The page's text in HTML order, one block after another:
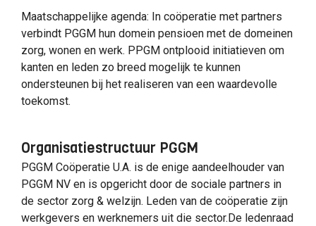
Maatschappelijke agenda: In coöperatie met partners
verbindt PGGM hun domein pensioen met de domeinen
zorg, wonen en werk. PPGM ontplooid initiatieven om
kanten en leden zo breed mogelijk te kunnen
ondersteunen bij het realiseren van een waardevolle
toekomst.
Organisatiestructuur PGGM
PGGM Coöperatie U.A. is de enige aandeelhouder van
PGGM NV en is opgericht door de sociale partners in
de sector zorg & welzijn. Leden van de coöperatie zijn
werkgevers en werknemers uit die sector.De ledenraad